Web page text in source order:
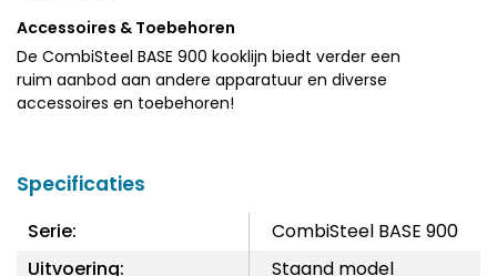
Accessoires & Toebehoren
De CombiSteel BASE 900 kooklijn biedt verder een
ruim aanbod aan andere apparatuur en diverse
accessoires en toebehoren!
Specificaties
Serie:
CombiSteel BASE 900
Uitvoering:
Staand model